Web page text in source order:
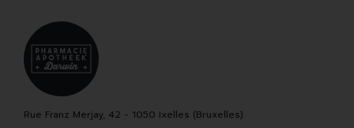
Rue Franz Merjay, 42 - 1050 Ixelles (Bruxelles)